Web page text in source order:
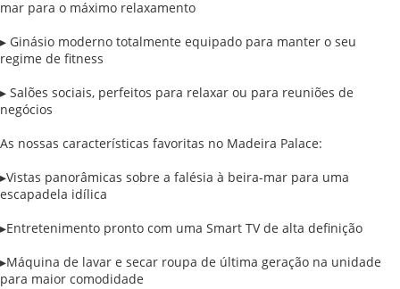
mar para o máximo relaxamento
▸ Ginásio moderno totalmente equipado para manter o seu
regime de fitness
▸ Salões sociais, perfeitos para relaxar ou para reuniões de
negócios
As nossas características favoritas no Madeira Palace:
▸Vistas panorâmicas sobre a falésia à beira-mar para uma
escapadela idílica
▸Entretenimento pronto com uma Smart TV de alta definição
▸Máquina de lavar e secar roupa de última geração na unidade
para maior comodidade